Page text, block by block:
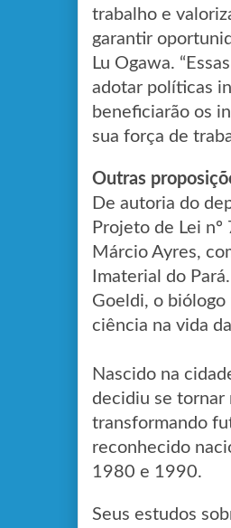
trabalho e
garantir
Lu Ogawa.
adotar políticas
beneficiarão os
sua força de
Outras
De autoria do
Projeto de Lei
Márcio Ayres,
Imaterial do
Goeldi, o biólogo
ciência na vida
Nascido na
decidiu se tornar
transformando
reconhecido
1980 e 1990.
Seus estudos